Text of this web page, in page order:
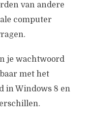
van andere
computer
je wachtwoord
met het
in Windows 8 en